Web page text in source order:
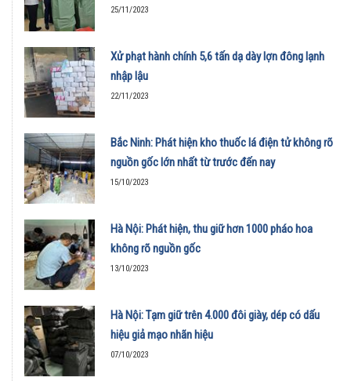
25/11/2023
Xử phạt hành chính 5,6 tấn dạ dày lợn đông lạnh
nhập lậu
22/11/2023
Bắc Ninh: Phát hiện kho thuốc lá điện tử không rõ
nguồn gốc lớn nhất từ trước đến nay
15/10/2023
Hà Nội: Phát hiện, thu giữ hơn 1000 pháo hoa
không rõ nguồn gốc
13/10/2023
Hà Nội: Tạm giữ trên 4.000 đôi giày, dép có dấu
hiệu giả mạo nhãn hiệu
07/10/2023